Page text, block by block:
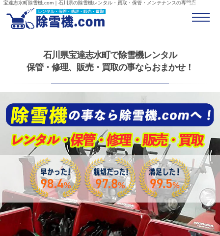
宝達志水町除雪機.com｜石川県の除雪機レンタル・買取・保管・メンテナンスの専門店
石川県宝達志水町で除雪機レンタル
保管・修理、販売・買取の事ならおまかせ！